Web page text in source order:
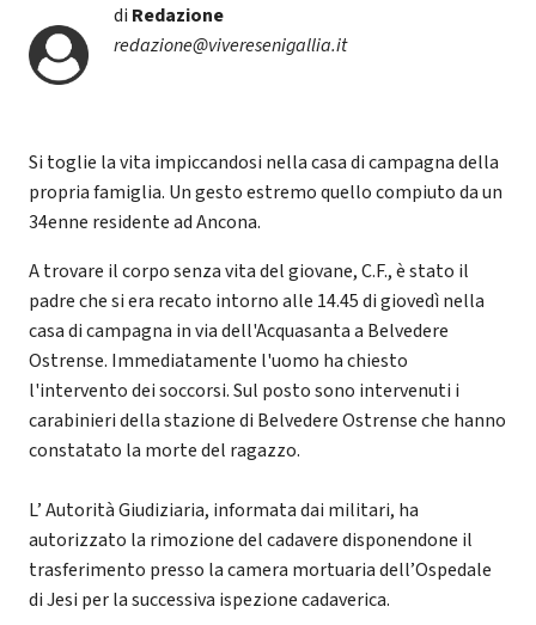
di Redazione
redazione@viveresenigallia.it
Si toglie la vita impiccandosi nella casa di campagna della
propria famiglia. Un gesto estremo quello compiuto da un
34enne residente ad Ancona.
A trovare il corpo senza vita del giovane, C.F., è stato il
padre che si era recato intorno alle 14.45 di giovedì nella
casa di campagna in via dell'Acquasanta a Belvedere
Ostrense. Immediatamente l'uomo ha chiesto
l'intervento dei soccorsi. Sul posto sono intervenuti i
carabinieri della stazione di Belvedere Ostrense che hanno
constatato la morte del ragazzo.
L’ Autorità Giudiziaria, informata dai militari, ha
autorizzato la rimozione del cadavere disponendone il
trasferimento presso la camera mortuaria dell’Ospedale
di Jesi per la successiva ispezione cadaverica.